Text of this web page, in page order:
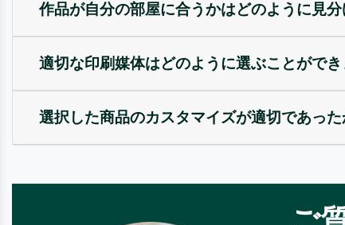
作品が自分の部屋に合うかはどのように見
適切な印刷媒体はどのように選ぶことができ
選択した商品のカスタマイズが適切であった